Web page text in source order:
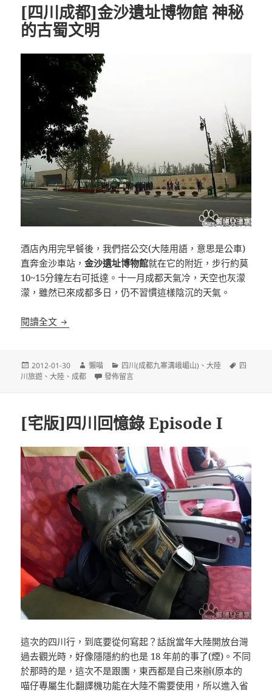
[四川成都]金沙遺址博物館 神秘
的古蜀文明
酒店內用完早餐後，我們搭公交(大陸用語，意思是公車)
直奔金沙車站，金沙遺址博物館就在它的附近，步行約莫
10~15分鐘左右可抵達。十一月成都天氣冷，天空也灰濛
濛，雖然已來成都多日，仍不習慣這樣陰沉的天氣。
閱讀全文 [四川成都]金沙遺址博物館 神秘的古蜀文明
發
佈
2012-01-30
作
者
懶喵
分
類
四川(成都九寨溝峨嵋山) 、大陸
標
四
川旅遊 、大陸 、 成都 在〈[四川成都]金沙遺址博物館 神秘的古蜀文明〉
發佈留言
[宅版]四川回憶錄 Episode I
這次的四川行，到底要從何寫起？話說當年大陸開放台灣
過去觀光時，好像隱隱約約也是 18 年前的事了(煙)。不同
於那時的是，這次不是跟團，東西都是自己來辦(原本的
喵仔專屬生化翻譯機功能在大陸不需要使用，所以進入省